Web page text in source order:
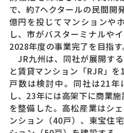
で、約7ヘクタールの民間開
億円を投じてマンションや
し、市がバスターミナルや
2028年度の事業完了を目指す
JR九州は、同社が展開す
と賃貸マンション「RJR」
戸数は検討中。同社は21
し、23年には高架下に商業施
を整備した。高松産業はシ
ンション（40戸）、東宝住